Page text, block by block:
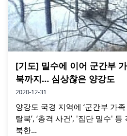
[기도] 밀수에 이어 군간부
북까지… 심상찮은 양강도
2020-12-31
양강도 국경 지역에 ‘군간부 가족
탈북’, ‘총격 사건’, '집단 밀수'
북한...